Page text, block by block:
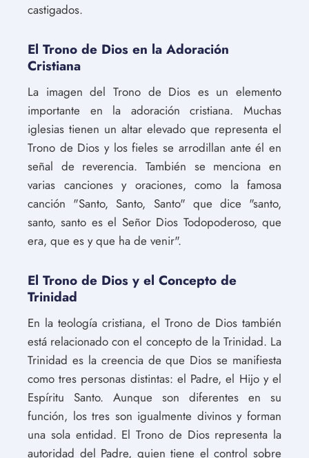
castigados.
El Trono de Dios en la Adoración
Cristiana
La imagen del Trono de Dios es un elemento
importante en la adoración cristiana. Muchas
iglesias tienen un altar elevado que representa el
Trono de Dios y los fieles se arrodillan ante él en
señal de reverencia. También se menciona en
varias canciones y oraciones, como la famosa
canción "Santo, Santo, Santo" que dice "santo,
santo, santo es el Señor Dios Todopoderoso, que
era, que es y que ha de venir".
El Trono de Dios y el Concepto de
Trinidad
En la teología cristiana, el Trono de Dios también
está relacionado con el concepto de la Trinidad. La
Trinidad es la creencia de que Dios se manifiesta
como tres personas distintas: el Padre, el Hijo y el
Espíritu Santo. Aunque son diferentes en su
función, los tres son igualmente divinos y forman
una sola entidad. El Trono de Dios representa la
autoridad del Padre, quien tiene el control sobre